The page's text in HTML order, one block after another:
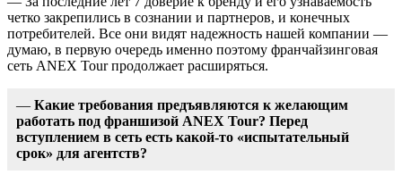
четко закрепились в сознании и партнеров, и конечных
потребителей. Все они видят надежность нашей компании —
думаю, в первую очередь именно поэтому франчайзинговая
сеть ANEX Tour продолжает расширяться.
— Какие требования предъявляются к желающим
работать под франшизой ANEX Tour? Перед
вступлением в сеть есть какой-то «испытательный
срок» для агентств?